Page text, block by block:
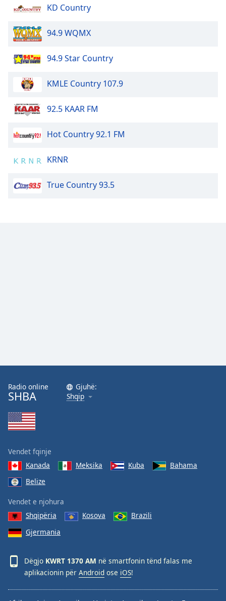
Opacity
Font
Size
Edge
Style
Family
Reset
KD Country
94.9 WQMX
94.9 Star Country
KMLE Country 107.9
92.5 KAAR FM
Hot Country 92.1 FM
KRNR
True Country 93.5
Radio online
SHBA
Gjuhë:
Shqip
Vendet fqinje
Kanada
Meksika Kuba
Bahama
Belize
Vendet e njohura
Shqipëria
Kosova
Brazili
Gjermania
Dëgjo KWRT 1370 AM në smartfonin tënd falas me
aplikacionin për Android ose iOS!